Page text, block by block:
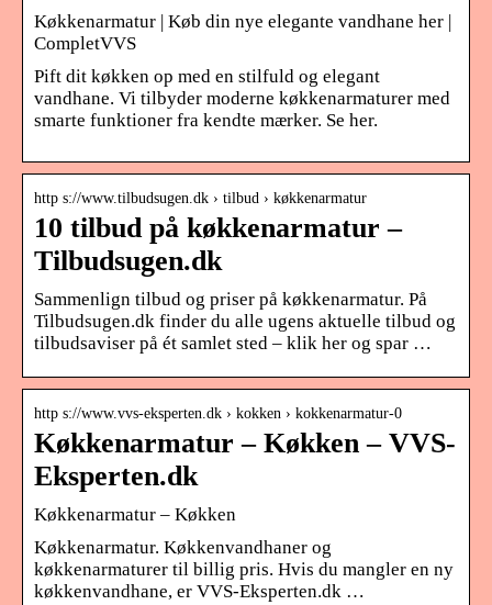
Køkkenarmatur | Køb din nye elegante vandhane her |
CompletVVS
Pift dit køkken op med en stilfuld og elegant
vandhane. Vi tilbyder moderne køkkenarmaturer med
smarte funktioner fra kendte mærker. Se her.
http s://www.tilbudsugen.dk › tilbud › køkkenarmatur
10 tilbud på køkkenarmatur –
Tilbudsugen.dk
Sammenlign tilbud og priser på køkkenarmatur. På
Tilbudsugen.dk finder du alle ugens aktuelle tilbud og
tilbudsaviser på ét samlet sted – klik her og spar …
http s://www.vvs-eksperten.dk › kokken › kokkenarmatur-0
Køkkenarmatur – Køkken – VVS-
Eksperten.dk
Køkkenarmatur – Køkken
Køkkenarmatur. Køkkenvandhaner og
køkkenarmaturer til billig pris. Hvis du mangler en ny
køkkenvandhane, er VVS-Eksperten.dk …